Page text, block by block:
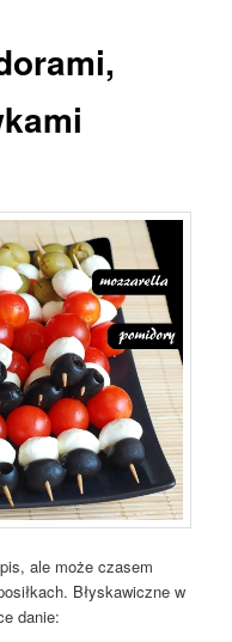
ale może czasem
Błyskawiczne w
danie: